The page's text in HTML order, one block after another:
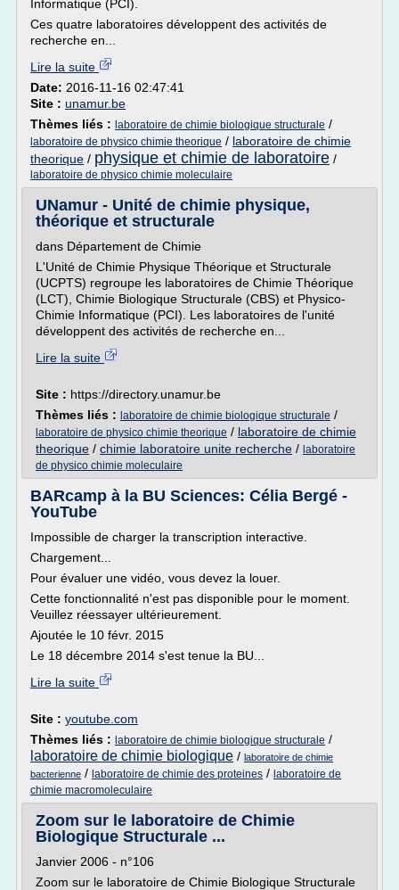
Informatique (PCI).
Ces quatre laboratoires développent des activités de
recherche en...
Lire la suite
Date: 2016-11-16 02:47:41
Site : unamur.be
Thèmes liés : laboratoire de chimie biologique structurale /
laboratoire de physico chimie theorique / laboratoire de chimie
theorique / physique et chimie de laboratoire /
laboratoire de physico chimie moleculaire
UNamur - Unité de chimie physique,
théorique et structurale
dans Département de Chimie
L'Unité de Chimie Physique Théorique et Structurale
(UCPTS) regroupe les laboratoires de Chimie Théorique
(LCT), Chimie Biologique Structurale (CBS) et Physico-
Chimie Informatique (PCI). Les laboratoires de l'unité
développent des activités de recherche en...
Lire la suite
Site : https://directory.unamur.be
Thèmes liés : laboratoire de chimie biologique structurale /
laboratoire de physico chimie theorique / laboratoire de chimie
theorique / chimie laboratoire unite recherche / laboratoire
de physico chimie moleculaire
BARcamp à la BU Sciences: Célia Bergé -
YouTube
Impossible de charger la transcription interactive.
Chargement...
Pour évaluer une vidéo, vous devez la louer.
Cette fonctionnalité n'est pas disponible pour le moment.
Veuillez réessayer ultérieurement.
Ajoutée le 10 févr. 2015
Le 18 décembre 2014 s'est tenue la BU...
Lire la suite
Site : youtube.com
Thèmes liés : laboratoire de chimie biologique structurale /
laboratoire de chimie biologique / laboratoire de chimie
bacterienne / laboratoire de chimie des proteines / laboratoire de
chimie macromoleculaire
Zoom sur le laboratoire de Chimie
Biologique Structurale ...
Janvier 2006 - n°106
Zoom sur le laboratoire de Chimie Biologique Structurale